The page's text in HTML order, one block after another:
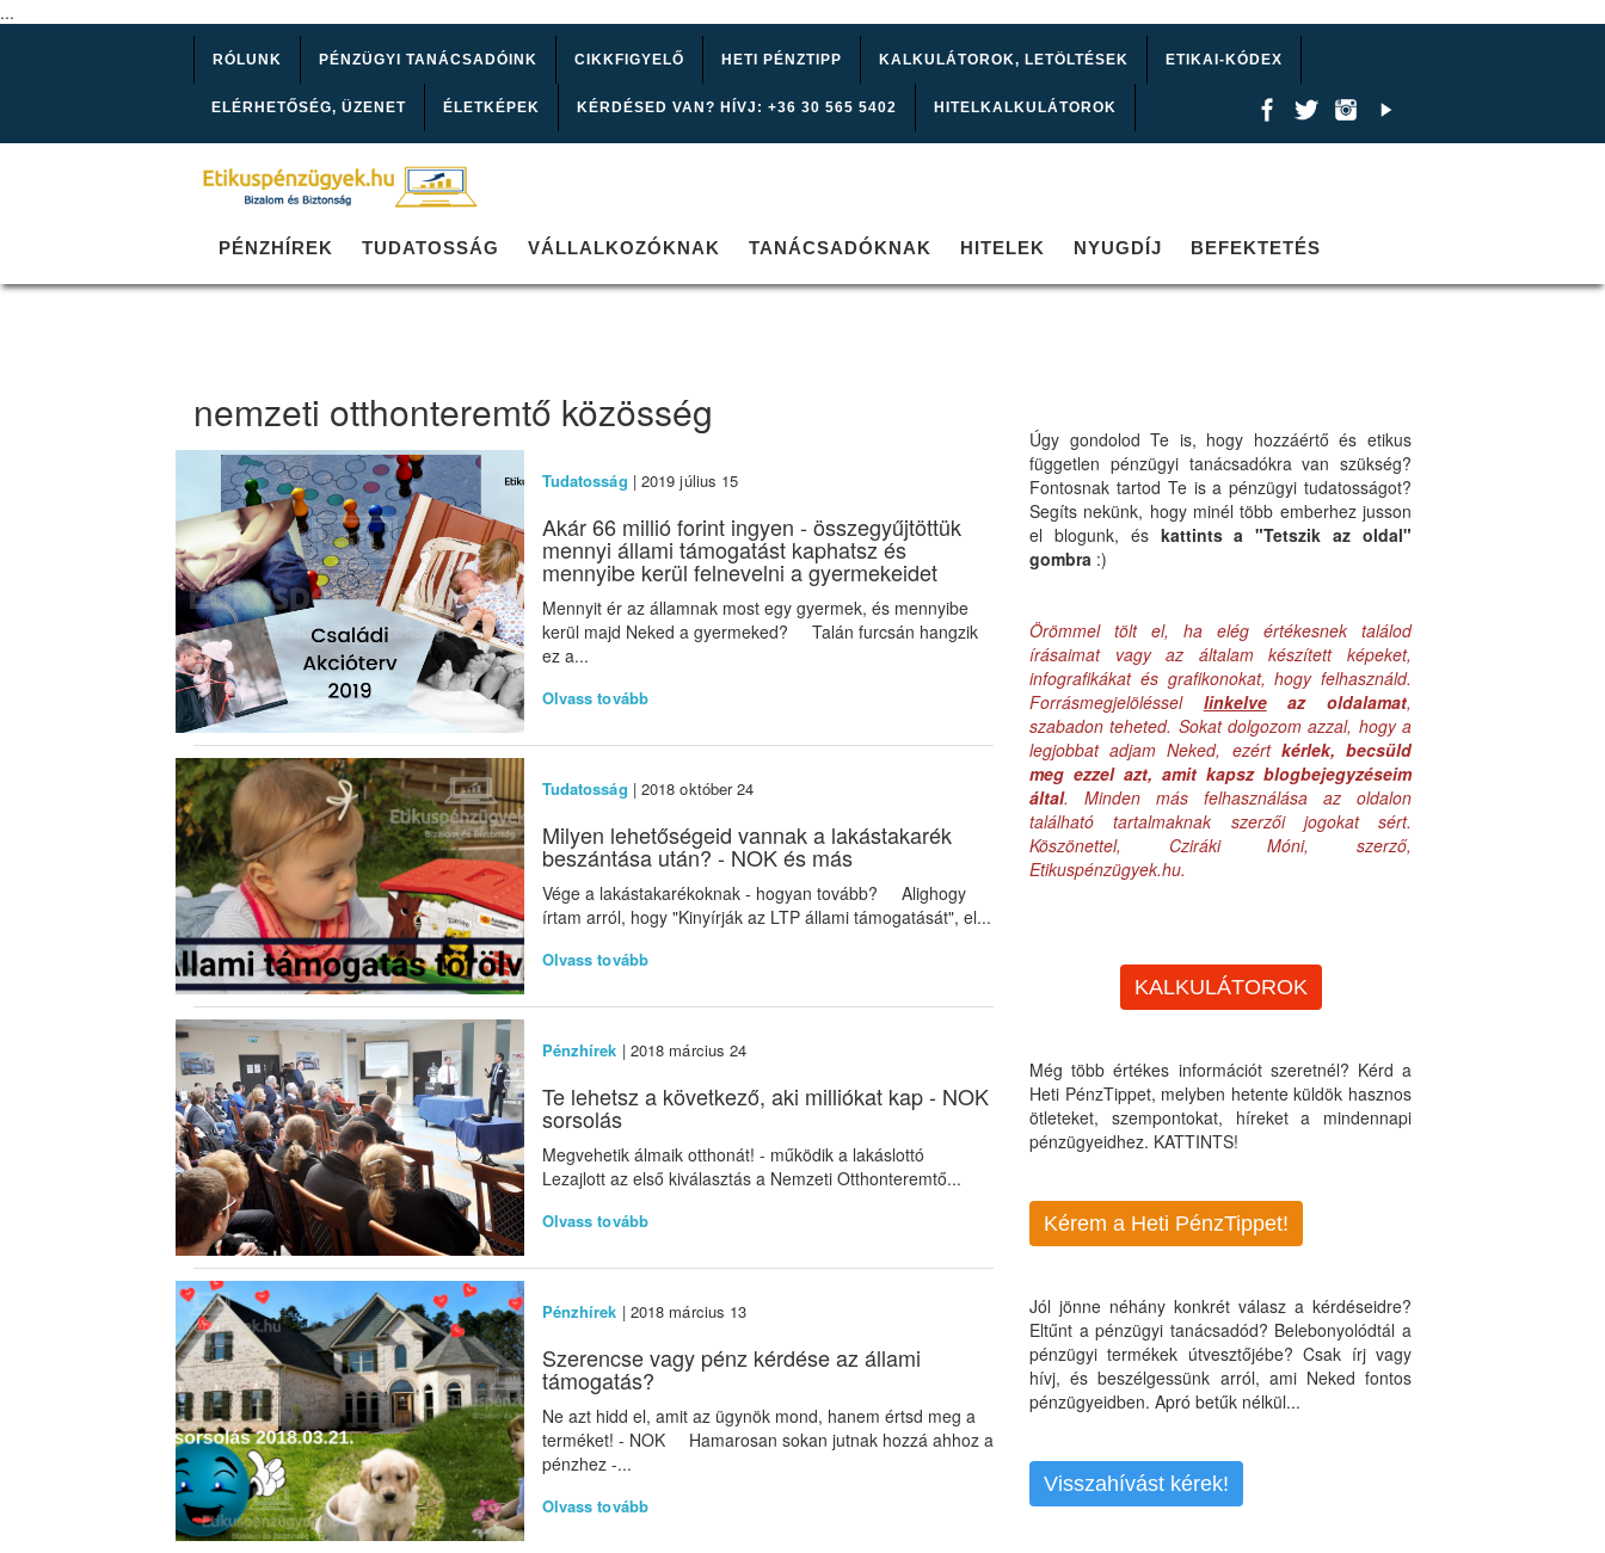
...
RÓLUNK PÉNZÜGYI TANÁCSADÓINK CIKKFIGYELŐ HETI PÉNZTIPP KALKULÁTOROK, LETÖLTÉSEK ETIKAI-KÓDEX
ELÉRHETŐSÉG, ÜZENET ÉLETKÉPEK KÉRDÉSED VAN? HÍVJ: +36 30 565 5402 HITELKALKULÁTOROK
PÉNZHÍREK TUDATOSSÁG VÁLLALKOZÓKNAK TANÁCSADÓKNAK HITELEK NYUGDÍJ BEFEKTETÉS
nemzeti otthonteremtő közösség
Tudatosság | 2019 július 15
Akár 66 millió forint ingyen - összegyűjtöttük
mennyi állami támogatást kaphatsz és
mennyibe kerül felnevelni a gyermekeidet
Mennyit ér az államnak most egy gyermek, és mennyibe
kerül majd Neked a gyermeked? Talán furcsán hangzik
ez a...
Olvass tovább
Tudatosság | 2018 október 24
Milyen lehetőségeid vannak a lakástakarék
beszántása után? - NOK és más
Vége a lakástakarékoknak - hogyan tovább? Alighogy
írtam arról, hogy "Kinyírják az LTP állami támogatását", el...
Olvass tovább
Pénzhírek | 2018 március 24
Te lehetsz a következő, aki milliókat kap - NOK
sorsolás
Megvehetik álmaik otthonát! - működik a lakáslottó
Lezajlott az első kiválasztás a Nemzeti Otthonteremtő...
Olvass tovább
Pénzhírek | 2018 március 13
Szerencse vagy pénz kérdése az állami
támogatás?
Ne azt hidd el, amit az ügynök mond, hanem értsd meg a
terméket! - NOK Hamarosan sokan jutnak hozzá ahhoz a
pénzhez -...
Olvass tovább
Úgy gondolod Te is, hogy hozzáértő és etikus
független pénzügyi tanácsadókra van szükség?
Fontosnak tartod Te is a pénzügyi tudatosságot?
Segíts nekünk, hogy minél több emberhez jusson
el blogunk, és kattints a "Tetszik az oldal"
gombra :)
Örömmel tölt el, ha elég értékesnek találod
írásaimat vagy az általam készített képeket,
infografikákat és grafikonokat, hogy felhasználd.
Forrásmegjelöléssel linkelveaz oldalamat,
szabadon teheted. Sokat dolgozom azzal, hogy a
legjobbat adjam Neked, ezért kérlek, becsüld
meg ezzel azt, amit kapsz blogbejegyzéseim
által. Minden más felhasználása az oldalon
található tartalmaknak szerzői jogokat sért.
Köszönettel, Cziráki Móni, szerző,
Etikuspénzügyek.hu.
KALKULÁTOROK
Még több értékes információt szeretnél? Kérd a
Heti PénzTippet, melyben hetente küldök hasznos
ötleteket, szempontokat, híreket a mindennapi
pénzügyeidhez. KATTINTS!
Kérem a Heti PénzTippet!
Jól jönne néhány konkrét válasz a kérdéseidre?
Eltűnt a pénzügyi tanácsadód? Belebonyolódtál a
pénzügyi termékek útvesztőjébe? Csak írj vagy
hívj, és beszélgessünk arról, ami Neked fontos
pénzügyeidben. Apró betűk nélkül...
Visszahívást kérek!